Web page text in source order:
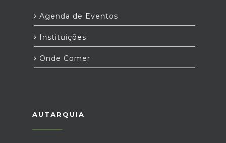
Agenda de Eventos
Instituições
Onde Comer
AUTARQUIA